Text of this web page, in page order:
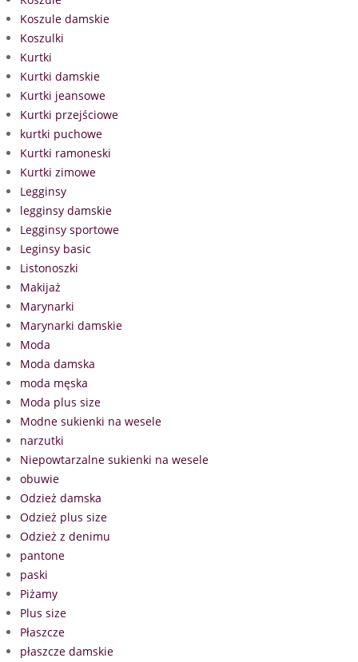
Koszule damskie
Koszulki
Kurtki
Kurtki damskie
Kurtki jeansowe
Kurtki przejściowe
kurtki puchowe
Kurtki ramoneski
Kurtki zimowe
Legginsy
legginsy damskie
Legginsy sportowe
Leginsy basic
Listonoszki
Makijaż
Marynarki
Marynarki damskie
Moda
Moda damska
moda męska
Moda plus size
Modne sukienki na wesele
narzutki
Niepowtarzalne sukienki na wesele
obuwie
Odzież damska
Odzież plus size
Odzież z denimu
pantone
paski
Piżamy
Plus size
Płaszcze
płaszcze damskie